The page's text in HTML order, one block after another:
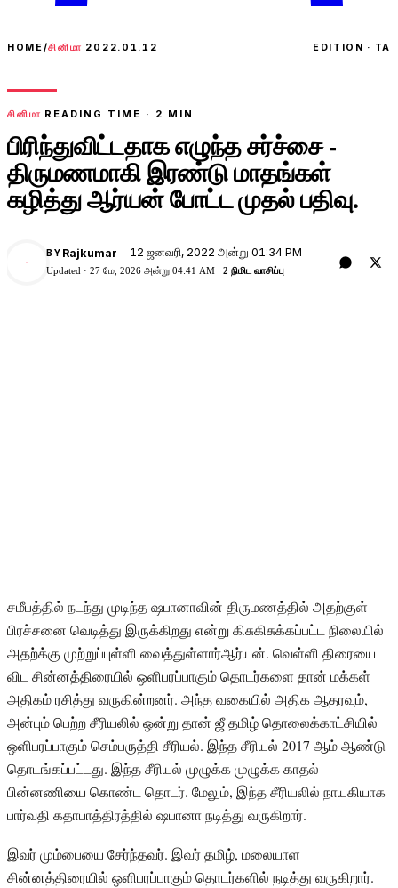
HOME/சினிமா 2022.01.12 EDITION · TA
சினிமா READING TIME · 2 MIN
பிரிந்துவிட்டதாக எழுந்த சர்ச்சை -
திருமணமாகி இரண்டு மாதங்கள்
கழித்து ஆர்யன் போட்ட முதல் பதிவு.
BY Rajkumar 12 ஜனவரி, 2022 அன்று 01:34 PM
Updated · 27 மே, 2026 அன்று 04:41 AM 2 நிமிட வாசிப்பு
சமீபத்தில் நடந்து முடிந்த ஷபானாவின் திருமணத்தில் அதற்குள்
பிரச்சனை வெடித்து இருக்கிறது என்று கிசுகிசுக்கப்பட்ட நிலையில்
அதற்க்கு முற்றுப்புள்ளி வைத்துள்ளார்ஆர்யன். வெள்ளி திரையை
விட சின்னத்திரையில் ஒளிபரப்பாகும் தொடர்களை தான் மக்கள்
அதிகம் ரசித்து வருகின்றனர். அந்த வகையில் அதிக ஆதரவும்,
அன்பும் பெற்ற சீரியலில் ஒன்று தான் ஜீ தமிழ் தொலைக்காட்சியில்
ஒளிபரப்பாகும் செம்பருத்தி சீரியல். இந்த சீரியல் 2017 ஆம் ஆண்டு
தொடங்கப்பட்டது. இந்த சீரியல் முழுக்க முழுக்க காதல்
பின்னணியை கொண்ட தொடர். மேலும், இந்த சீரியலில் நாயகியாக
பார்வதி கதாபாத்திரத்தில் ஷபானா நடித்து வருகிறார்.
இவர் மும்பையை சேர்ந்தவர். இவர் தமிழ், மலையாள
சின்னத்திரையில் ஒளிபரப்பாகும் தொடர்களில் நடித்து வருகிறார்.